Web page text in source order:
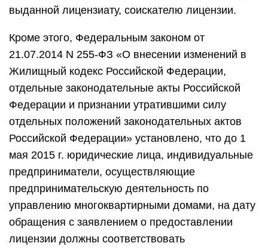
выданной лицензиату, соискателю лицензии.
Кроме этого, Федеральным законом от
21.07.2014 N 255-ФЗ «О внесении изменений в
Жилищный кодекс Российской Федерации,
отдельные законодательные акты Российской
Федерации и признании утратившими силу
отдельных положений законодательных актов
Российской Федерации» установлено, что до 1
мая 2015 г. юридические лица, индивидуальные
предприниматели, осуществляющие
предпринимательскую деятельность по
управлению многоквартирными домами, на дату
обращения с заявлением о предоставлении
лицензии должны соответствовать